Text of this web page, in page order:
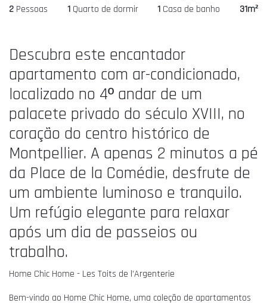
2 Pessoas 1Quarto de dormir 1 Casa de banho 31m²
Descubra este encantador
apartamento com ar-condicionado,
localizado no 4º andar de um
palacete privado do século XVIII, no
coração do centro histórico de
Montpellier. A apenas 2 minutos a pé
da Place de la Comédie, desfrute de
um ambiente luminoso e tranquilo.
Um refúgio elegante para relaxar
após um dia de passeios ou
trabalho.
Home Chic Home - Les Toits de l’Argenterie
Bem-vindo ao Home Chic Home, uma coleção de apartamentos